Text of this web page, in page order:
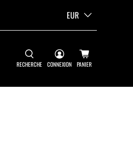
EUR
RECHERCHE CONNEXION PANIER